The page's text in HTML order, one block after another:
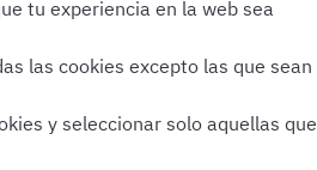
Verbal II
tu experiencia en la web sea
las cookies excepto las que sean
y seleccionar solo aquellas que